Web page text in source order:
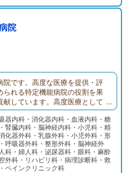
院
です。高度な医療を提供・評
れる特定機能病院の役割を果
しています。高度医療として
」「アレルギー医療」「難病
充実に取り組んでいます。
器内科・消化器内科・血液内科・糖
腎臓内科・脳神経内科・小児科・精
化器外科・乳腺外科・小児外科・形
呼吸器外科・整形外科・脳神経外
科・婦人科・泌尿器科・眼科・麻酔
外科・リハビリ科・病理診断科・救
ペインクリニック科